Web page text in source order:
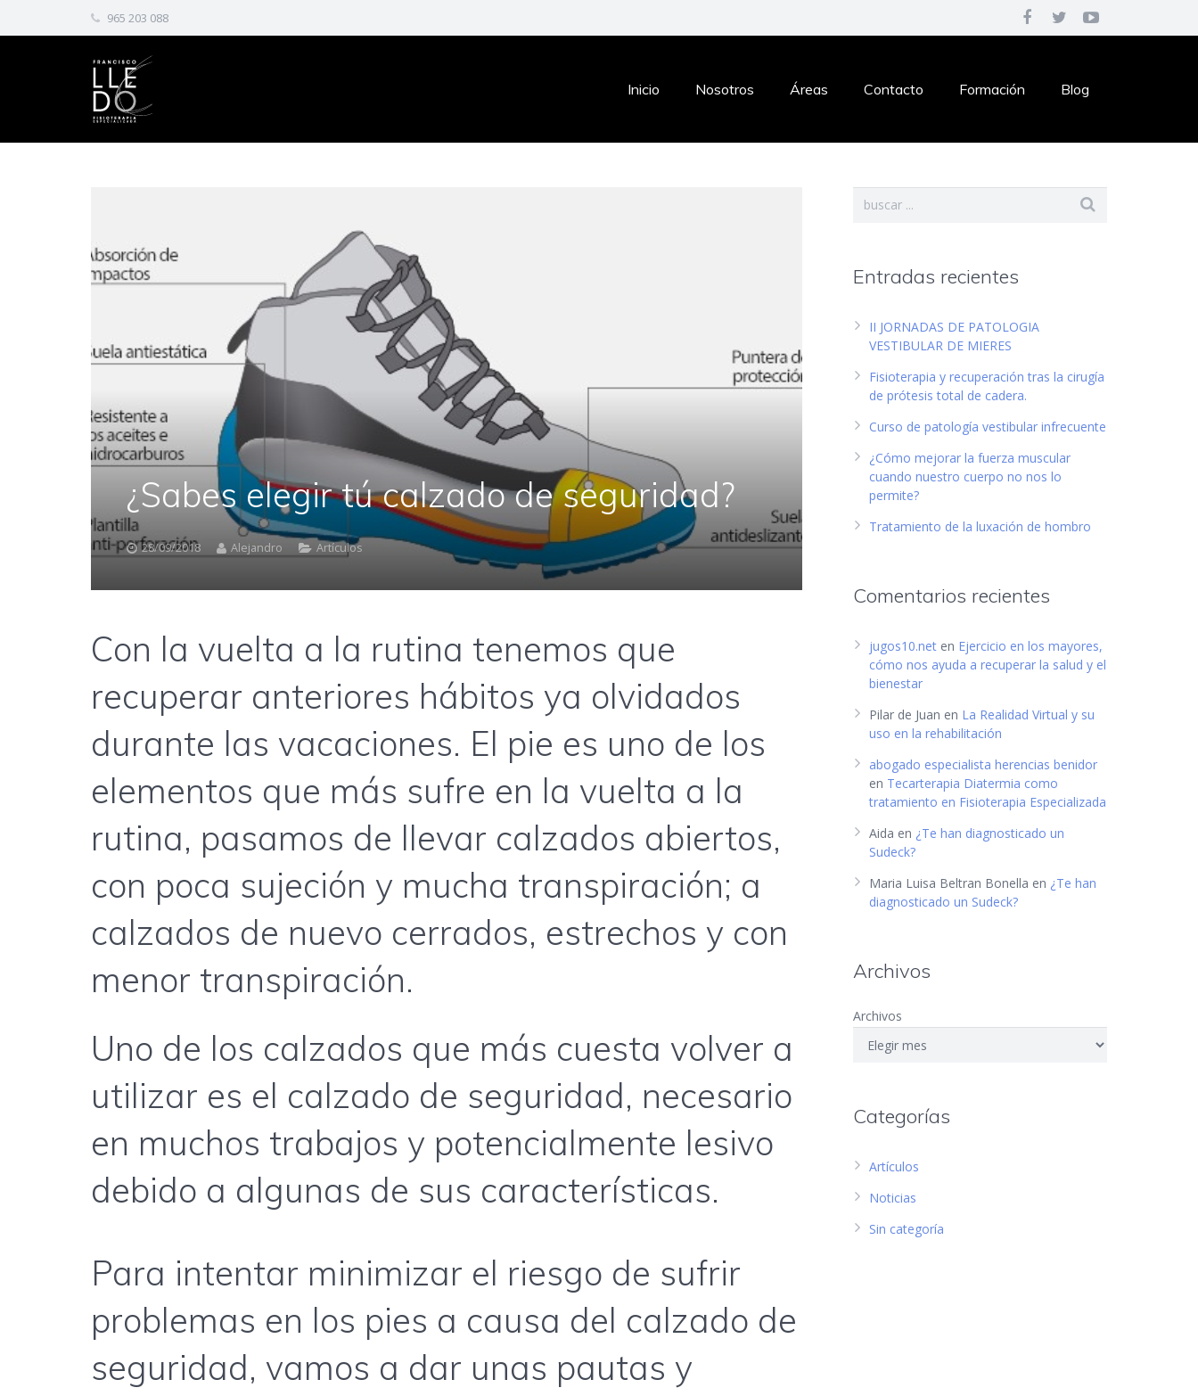
965 203 088
Inicio Nosotros Áreas Contacto Formación Blog
¿Sabes elegir tú calzado de seguridad?
28/09/2018 Alejandro Artículos
Con la vuelta a la rutina tenemos que
recuperar anteriores hábitos ya olvidados
durante las vacaciones. El pie es uno de los
elementos que más sufre en la vuelta a la
rutina, pasamos de llevar calzados abiertos,
con poca sujeción y mucha transpiración; a
calzados de nuevo cerrados, estrechos y con
menor transpiración.
Uno de los calzados que más cuesta volver a
utilizar es el calzado de seguridad, necesario
en muchos trabajos y potencialmente lesivo
debido a algunas de sus características.
Para intentar minimizar el riesgo de sufrir
problemas en los pies a causa del calzado de
seguridad, vamos a dar unas pautas y
Entradas recientes
II JORNADAS DE PATOLOGIA
VESTIBULAR DE MIERES
Fisioterapia y recuperación tras la cirugía
de prótesis total de cadera.
Curso de patología vestibular infrecuente
¿Cómo mejorar la fuerza muscular
cuando nuestro cuerpo no nos lo
permite?
Tratamiento de la luxación de hombro
Comentarios recientes
jugos10.net en Ejercicio en los mayores,
cómo nos ayuda a recuperar la salud y el
bienestar
Pilar de Juan en La Realidad Virtual y su
uso en la rehabilitación
abogado especialista herencias benidor
en Tecarterapia Diatermia como
tratamiento en Fisioterapia Especializada
Aida en ¿Te han diagnosticado un
Sudeck?
Maria Luisa Beltran Bonella en ¿Te han
diagnosticado un Sudeck?
Archivos
Archivos
Categorías
Artículos
Noticias
Sin categoría